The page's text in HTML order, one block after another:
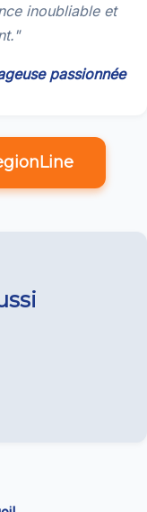
inoubliable et
passionnée